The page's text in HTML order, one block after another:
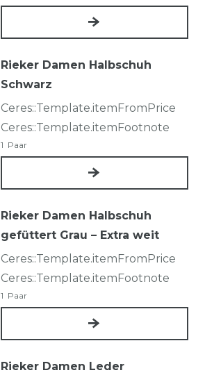
Rieker Damen Halbschuh
Schwarz
Ceres::Template.itemFromPrice
Ceres::Template.itemFootnote
1 Paar
Rieker Damen Halbschuh
gefüttert Grau – Extra weit
Ceres::Template.itemFromPrice
Ceres::Template.itemFootnote
1 Paar
Rieker Damen Leder